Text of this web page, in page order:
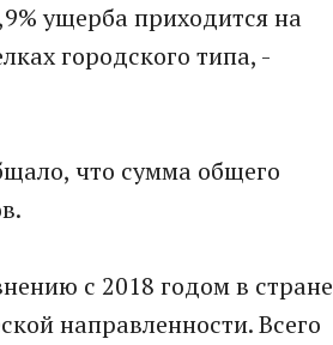
ущерба приходится на
городского типа, -
что сумма общего
с 2018 годом в стране
направленности. Всего